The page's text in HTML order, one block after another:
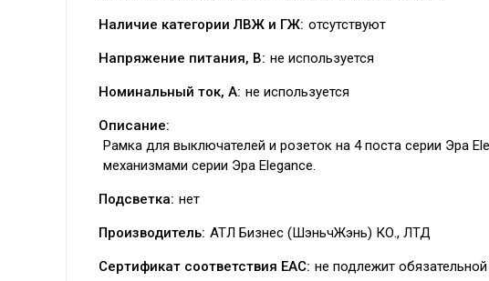
Наличие категории ЛВЖ и ГЖ: отсутствуют
Напряжение питания, В: не используется
Номинальный ток, А: не используется
Описание:
Рамка для выключателей и розеток на 4 поста серии Эра
механизмами серии Эра Elegance.
Подсветка: нет
Производитель: АТЛ Бизнес (ШэньчЖэнь) КО., ЛТД
Сертификат соответствия EAC: не подлежит